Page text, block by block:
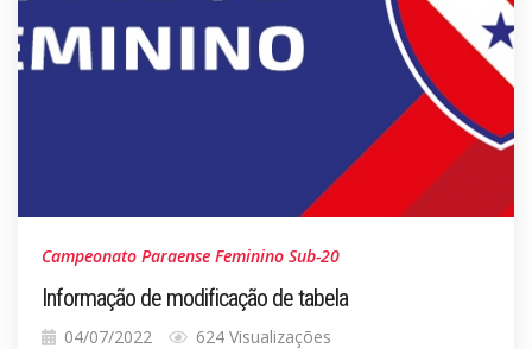
Campeonato Paraense Feminino Sub-20
Informação de modificação de tabela
04/07/2022 624 Visualizações